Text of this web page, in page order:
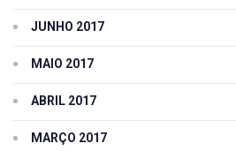
JUNHO 2017
MAIO 2017
ABRIL 2017
MARÇO 2017